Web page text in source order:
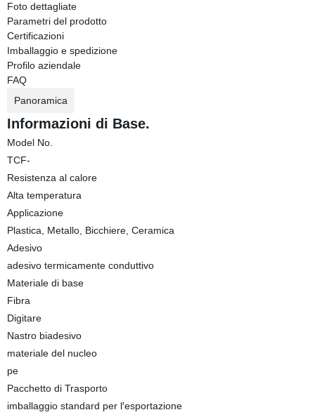
Foto dettagliate
Parametri del prodotto
Certificazioni
Imballaggio e spedizione
Profilo aziendale
FAQ
Panoramica
Informazioni di Base.
Model No.
TCF-
Resistenza al calore
Alta temperatura
Applicazione
Plastica, Metallo, Bicchiere, Ceramica
Adesivo
adesivo termicamente conduttivo
Materiale di base
Fibra
Digitare
Nastro biadesivo
materiale del nucleo
pe
Pacchetto di Trasporto
imballaggio standard per l′esportazione